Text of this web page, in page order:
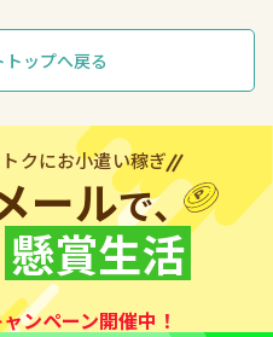
ップへ戻る
クにお小遣い稼ぎ
ールで、
懸賞生活
ンペーン開催中！